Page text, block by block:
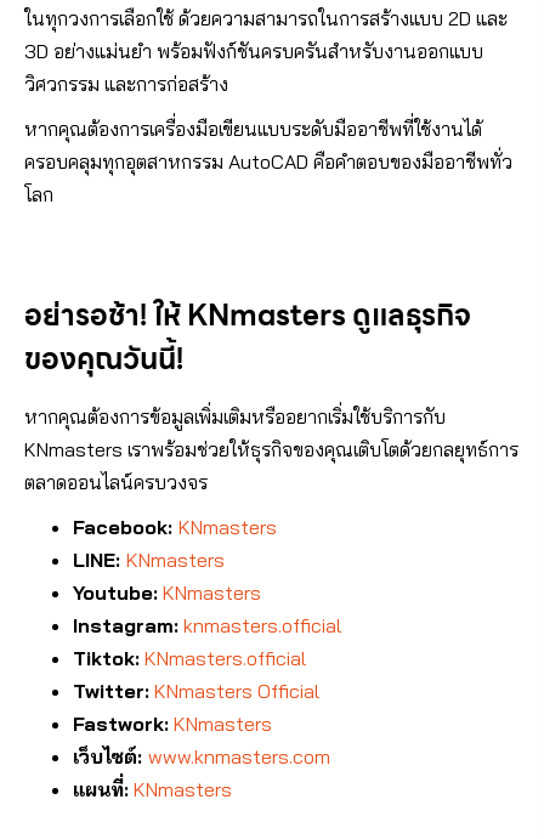
ในทุกวงการเลือกใช้ ด้วยความสามารถในการสร้างแบบ 2D และ
3D อย่างแม่นยำ พร้อมฟังก์ชันครบครันสำหรับงานออกแบบ
วิศวกรรม และการก่อสร้าง
หากคุณต้องการเครื่องมือเขียนแบบระดับมืออาชีพที่ใช้งานได้
ครอบคลุมทุกอุตสาหกรรม AutoCAD คือคำตอบของมืออาชีพทั่ว
โลก
อย่ารอช้า! ให้ KNmasters ดูแลธุรกิจ
ของคุณวันนี้!
หากคุณต้องการข้อมูลเพิ่มเติมหรืออยากเริ่มใช้บริการกับ
KNmasters เราพร้อมช่วยให้ธุรกิจของคุณเติบโตด้วยกลยุทธ์การ
ตลาดออนไลน์ครบวงจร
Facebook: KNmasters
LINE: KNmasters
Youtube: KNmasters
Instagram: knmasters.official
Tiktok: KNmasters.official
Twitter: KNmasters Official
Fastwork: KNmasters
เว็บไซต์: www.knmasters.com
แผนที่: KNmasters